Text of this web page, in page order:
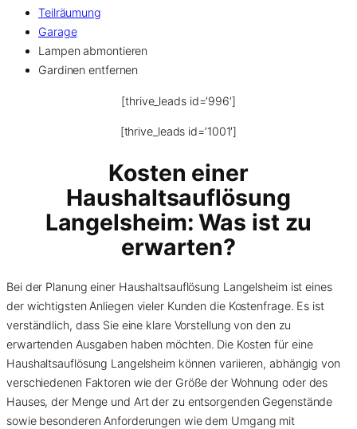
Teilräumung
Garage
Lampen abmontieren
Gardinen entfernen
[thrive_leads id=’996′]
[thrive_leads id=’1001′]
Kosten einer
Haushaltsauflösung
Langelsheim: Was ist zu
erwarten?
Bei der Planung einer Haushaltsauflösung Langelsheim ist eines
der wichtigsten Anliegen vieler Kunden die Kostenfrage. Es ist
verständlich, dass Sie eine klare Vorstellung von den zu
erwartenden Ausgaben haben möchten. Die Kosten für eine
Haushaltsauflösung Langelsheim können variieren, abhängig von
verschiedenen Faktoren wie der Größe der Wohnung oder des
Hauses, der Menge und Art der zu entsorgenden Gegenstände
sowie besonderen Anforderungen wie dem Umgang mit